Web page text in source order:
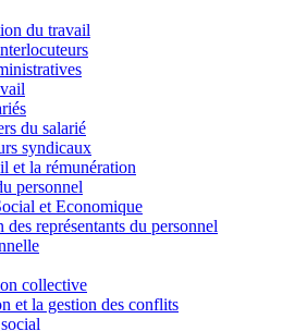
du travail
du salarié
syndicaux
et la rémunération
personnel
et Economique
représentants du personnel
collective
et la gestion des conflits